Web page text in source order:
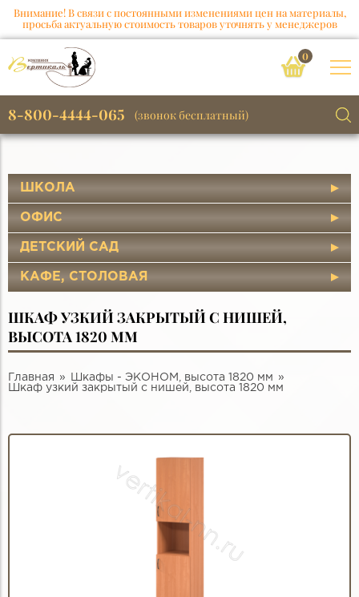
Внимание! В связи с постоянными изменениями цен на материалы,
просьба актуальную стоимость товаров уточнять у менеджеров
0
8-800-4444-065 (звонок бесплатный)
ШКОЛА
ОФИС
ДЕТСКИЙ САД
КАФЕ, СТОЛОВАЯ
ШКАФ УЗКИЙ ЗАКРЫТЫЙ С НИШЕЙ,
ВЫСОТА 1820 ММ
Главная
Шкафы - ЭКОНОМ, высота 1820 мм
Шкаф узкий закрытый с нишей, высота 1820 мм